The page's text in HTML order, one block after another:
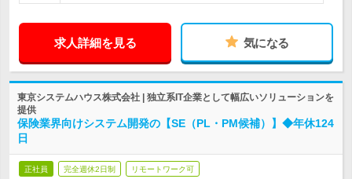
求人詳細を見る 気になる
東京システムハウス株式会社 | 独立系IT企業として幅広いソリューションを
提供
保険業界向けシステム開発の【SE（PL・PM候補）】◆年休124
日
正社員 完全週休2日制 リモートワーク可